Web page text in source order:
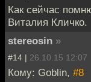
Как сейчас
Виталия Кличко.
stereosin »
#14 | 26.10.15 12:07
Кому: Goblin, #8